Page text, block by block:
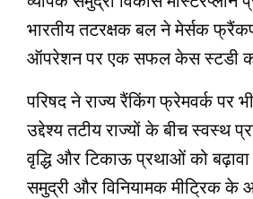
भारतीय तटरक्षक बल ने मेर्सक
ऑपरेशन पर एक सफल केस स्टडी का
परिषद ने राज्य रैंकिंग फ्रेमवर्क पर
उद्देश्य तटीय राज्यों के बीच स्वस्थ
वृद्धि और टिकाऊ प्रथाओं को
समुद्री और विनियामक मीट्रिक के